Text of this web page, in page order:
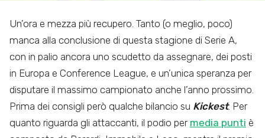
Un’ora e mezza più recupero. Tanto (o meglio, poco)
manca alla conclusione di questa stagione di Serie A,
con in palio ancora uno scudetto da assegnare, dei posti
in Europa e Conference League, e un’unica speranza per
disputare il massimo campionato anche l’anno prossimo.
Prima dei consigli però qualche bilancio su Kickest. Per
quanto riguarda gli attaccanti, il podio per media punti è